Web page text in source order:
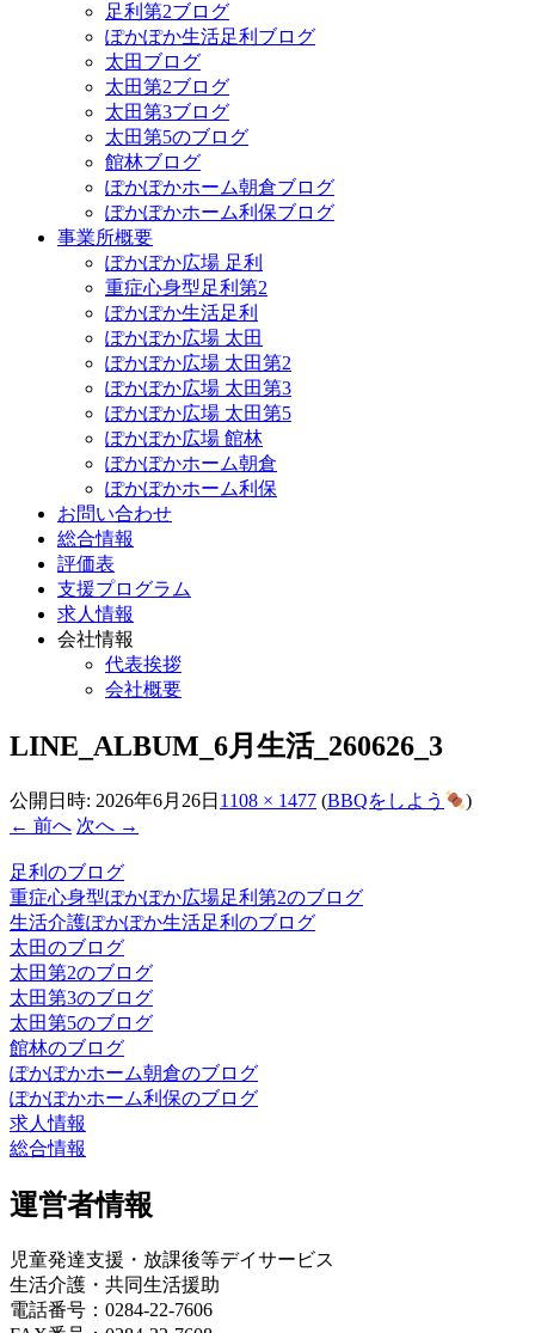
足利第2ブログ
ぽかぽか生活足利ブログ
太田ブログ
太田第2ブログ
太田第3ブログ
太田第5のブログ
館林ブログ
ぽかぽかホーム朝倉ブログ
ぽかぽかホーム利保ブログ
事業所概要
ぽかぽか広場 足利
重症心身型足利第2
ぽかぽか生活足利
ぽかぽか広場 太田
ぽかぽか広場 太田第2
ぽかぽか広場 太田第3
ぽかぽか広場 太田第5
ぽかぽか広場 館林
ぽかぽかホーム朝倉
ぽかぽかホーム利保
お問い合わせ
総合情報
評価表
支援プログラム
求人情報
会社情報
代表挨拶
会社概要
LINE_ALBUM_6月生活_260626_3
公開日時: 2026年6月26日 1108 × 1477 (BBQをしよう
)
← 前へ 次へ →
足利のブログ
重症心身型ぽかぽか広場足利第2のブログ
生活介護ぽかぽか生活足利のブログ
太田のブログ
太田第2のブログ
太田第3のブログ
太田第5のブログ
館林のブログ
ぽかぽかホーム朝倉のブログ
ぽかぽかホーム利保のブログ
求人情報
総合情報
運営者情報
児童発達支援・放課後等デイサービス
生活介護・共同生活援助
電話番号：0284-22-7606